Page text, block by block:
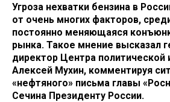
Угроза нехватки бензина в
от очень многих факторов,
постоянно меняющаяся
рынка. Такое мнение высказал
директор Центра политической
Алексей Мухин, комментируя
«нефтяного» письма главы
Сечина Президенту России.